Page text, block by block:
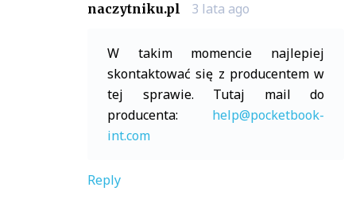
naczytniku.pl 3 lata ago
W takim momencie najlepiej
skontaktować się z producentem w
tej sprawie. Tutaj mail do
producenta: help@pocketbook-
int.com
Reply